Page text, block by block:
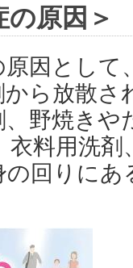
の原因＞
因として
ら放散
、野焼き
料用洗
回りに